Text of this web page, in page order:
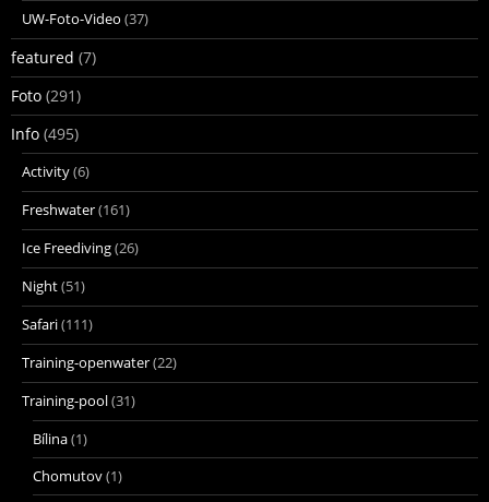
UW-Foto-Video (37)
featured (7)
Foto (291)
Info (495)
Activity(6)
Freshwater(161)
Ice Freediving(26)
Night(51)
Safari(111)
Training-openwater(22)
Training-pool(31)
Bílina(1)
Chomutov(1)